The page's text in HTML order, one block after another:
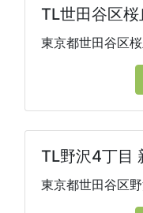
TL世田谷区
東京都世田谷区
TL野沢4丁目
東京都世田谷区